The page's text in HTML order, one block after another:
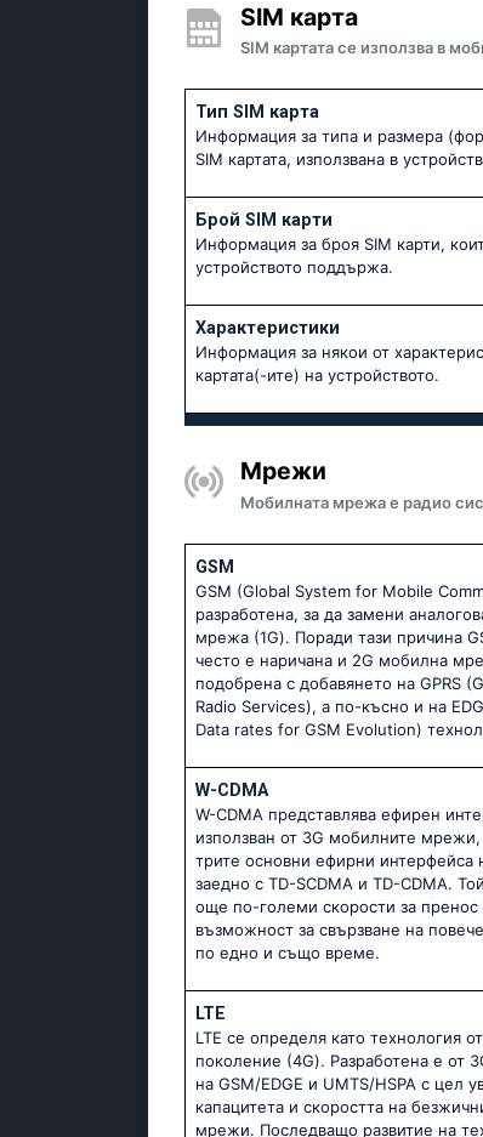
SIM карта
SIM картата се използва в
Тип SIM карта
Информация за типа и размера
SIM картата, използвана в
Брой SIM карти
Информация за броя SIM карти,
устройството поддържа.
Характеристики
Информация за някои от
картата(-ите) на устройството.
Мрежи
Мобилната мрежа е радио
GSM
GSM (Global System for Mobile
разработена, за да замени
мрежа (1G). Поради тази причина
често е наричана и 2G мобилна
подобрена с добавянето на GPRS
Radio Services), а по-късно и на
Data rates for GSM Evolution)
W-CDMA
W-CDMA представлява ефирен
използван от 3G мобилните
трите основни ефирни интерфейса
заедно с TD-SCDMA и TD-CDMA.
още по-големи скорости за пренос
възможност за свързване на
по едно и също време.
LTE
LTE се определя като технология
поколение (4G). Разработена е от
на GSM/EDGE и UMTS/HSPA с цел
капацитета и скоростта на
мрежи. Последващо развитие на